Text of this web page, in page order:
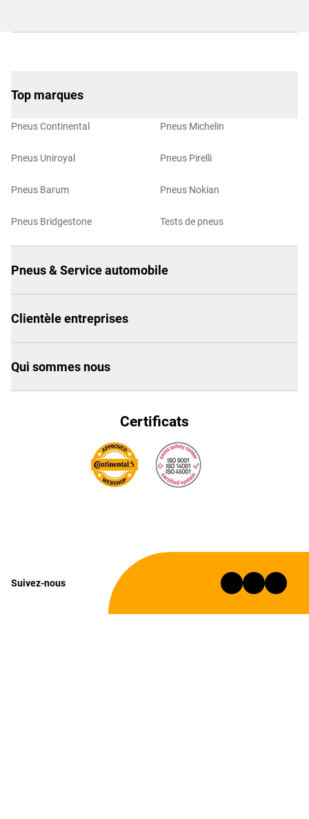
Top marques
Pneus Continental
Pneus Uniroyal
Pneus Barum
Pneus Bridgestone
Pneus Michelin
Pneus Pirelli
Pneus Nokian
Tests de pneus
Pneus & Service automobile
Clientèle entreprises
Qui sommes nous
Certificats
Suivez-nous